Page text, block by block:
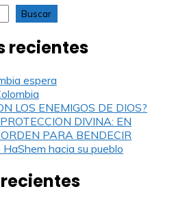
Buscar
recientes
espera
LOS ENEMIGOS DE DIOS?
DIVINA: EN
PARA BENDECIR
hacia su pueblo